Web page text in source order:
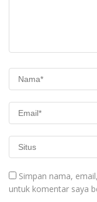
Simpan nama,
untuk komentar saya